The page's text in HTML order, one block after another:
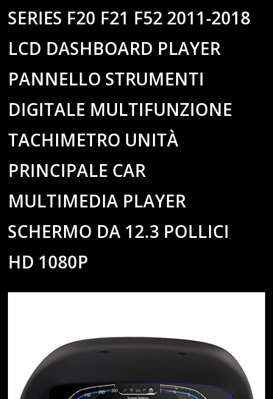
SERIES F20 F21 F52 2011-2018
LCD DASHBOARD PLAYER
PANNELLO STRUMENTI
DIGITALE MULTIFUNZIONE
TACHIMETRO UNITÀ
PRINCIPALE CAR
MULTIMEDIA PLAYER
SCHERMO DA 12.3 POLLICI
HD 1080P